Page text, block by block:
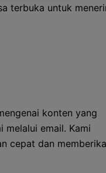
terbuka untuk
konten yang
melalui email. Kami
cepat dan